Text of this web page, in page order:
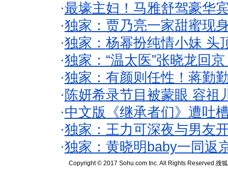
·最壕主妇！马雅舒驾豪华
·独家：贾乃亮一家甜蜜现
·独家：杨幂扮纯情小妹 头
·独家：“温太医”张晓龙回
·独家：有颜则任性！蒋勤
· 陈妍希录节目被蒙眼 容祖
·中文版《继承者们》遭吐
·独家：王力可深夜与男友
·独家：黄晓明baby一同返
Copyright © 2017 Sohu.com Inc. All Rights Reserved.搜